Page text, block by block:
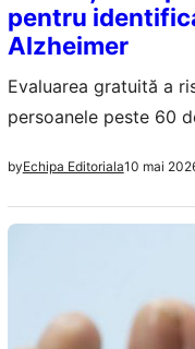
pentru
Alzheimer
Evaluarea gratuită a
persoanele peste 60
byEchipa Editoriala10 mai